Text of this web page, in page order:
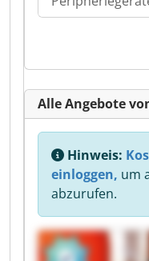
Alle Angebote
Hinweis:
einloggen, um
abzurufen.